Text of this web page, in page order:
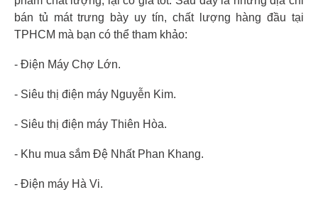
bán tủ mát trưng bày uy tín, chất lượng hàng đầu tại
TPHCM mà bạn có thể tham khảo:
- Điện Máy Chợ Lớn.
- Siêu thị điện máy Nguyễn Kim.
- Siêu thị điện máy Thiên Hòa.
- Khu mua sắm Đệ Nhất Phan Khang.
- Điện máy Hà Vi.